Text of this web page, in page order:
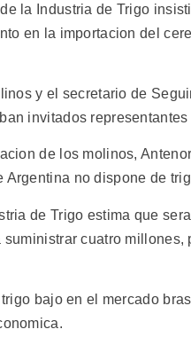
la Industria de Trigo
en la importacion del
y el secretario de
invitados
de los molinos,
no dispone de
de Trigo estima que
cuatro
bajo en el mercado